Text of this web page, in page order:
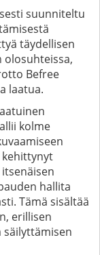
suunniteltu
täydellisen
olosuhteissa,
Befree
laatua.
kolme
kehittynyt
hallita
Tämä sisältää
erillisen